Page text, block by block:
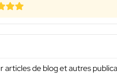
articles de blog et autres